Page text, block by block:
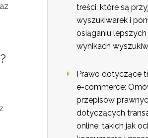
treści, które są
wyszukiwarek i
osiąganiu
wynikach
Prawo dotyczące
e-commerce:
przepisów
dotyczących
online, takich jak